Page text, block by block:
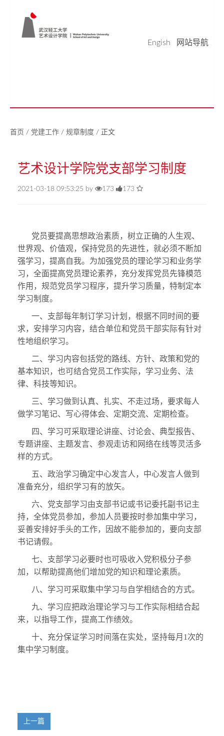
Engish
网站导航
首页 / 党建工作 / 规章制度 / 正文
艺术设计学院党支部学习制度
2021-03-18 09:53:25 by 173 173
党员要提高思想政治素质，树立正确的人生观、
世界观、价值观，保持党员的先进性，就必须不断加
强学习，提高自我。为加强党员的理论学习和业务学
习，全面提高党员理论素养，充分发挥党员先锋模范
作用，规范党员学习程序，提升学习质量，特制定本
学习制度。
一、支部每年制订学习计划，根据不同时间的要
求，安排学习内容，结合单位和党员干部实际有针对
性地组织学习。
二、学习内容包括党的路线、方针、政策和党的
基本知识，也可结合党员工作实际，学习业务、法
律、科技等知识。
三、学习做到认真、扎实、不走过场，要求每人
做学习笔记、写心得体会、定期交流、定期检查。
四、学习可采取理论讲座、讨论会、典型报告、
专题讲座、主题发言、参观走访和网络在线等灵活多
样的方式。
五、政治学习确定中心发言人，中心发言人做到
准备充分，组织学习有的放矢。
六、党支部学习由支部书记或书记委托副书记主
持，全体党员参加，参加人员要按时参加集中学习，
妥善安排好手头的工作，因故不能参加的，要向支部
书记请假。
七、支部学习必要时也可吸收入党积极分子参
加，以帮助提高他们增加党的知识和理论素质。
八、学习可采取集中学习与自学相结合的方式。
九、学习应把政治理论学习与工作实际相结合起
来，以指导工作，提高工作绩效。
十、充分保证学习时间落在实处，坚持每月1次的
集中学习制度。
上一篇